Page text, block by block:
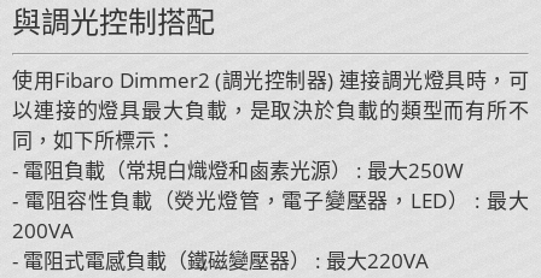
與調光控制搭配
使用Fibaro Dimmer2 (調光控制器) 連接調光燈具時，可
以連接的燈具最大負載，是取決於負載的類型而有所不
同，如下所標示：
- 電阻負載（常規白熾燈和鹵素光源） : 最大250W
- 電阻容性負載（熒光燈管，電子變壓器，LED） : 最大
200VA
- 電阻式電感負載（鐵磁變壓器） : 最大220VA